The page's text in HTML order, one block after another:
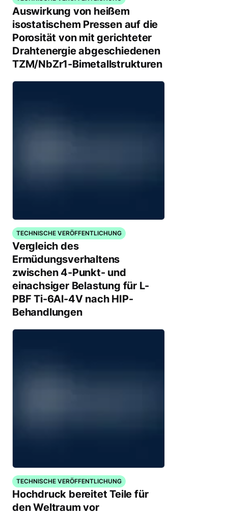
Auswirkung von heißem
isostatischem Pressen auf die
Porosität von mit gerichteter
Drahtenergie abgeschiedenen
TZM/NbZr1-Bimetallstrukturen
TECHNISCHE VERÖFFENTLICHUNG
Vergleich des
Ermüdungsverhaltens
zwischen 4-Punkt- und
einachsiger Belastung für L-
PBF Ti-6Al-4V nach HIP-
Behandlungen
TECHNISCHE VERÖFFENTLICHUNG
Hochdruck bereitet Teile für
den Weltraum vor